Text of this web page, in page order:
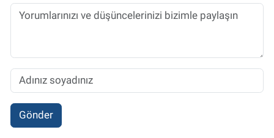
Gönder